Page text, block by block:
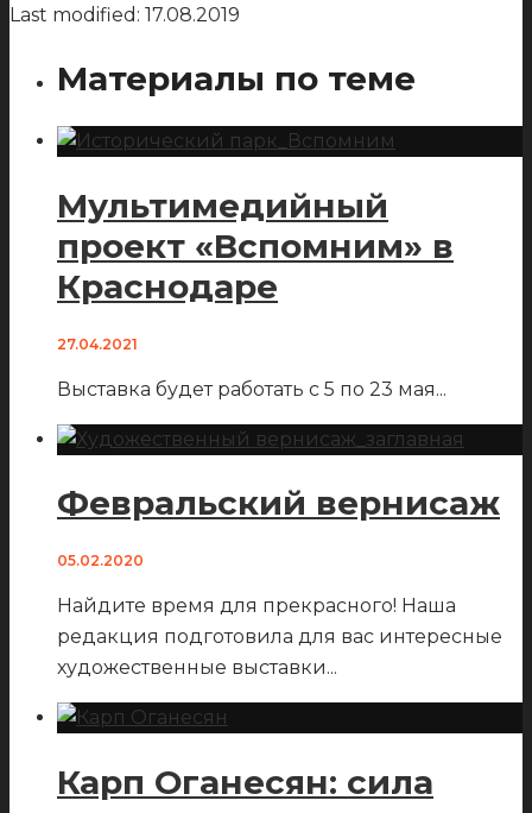
Last modified: 17.08.2019
Материалы по теме
Мультимедийный
проект «Вспомним» в
Краснодаре
27.04.2021
Выставка будет работать с 5 по 23 мая...
Февральский вернисаж
05.02.2020
Найдите время для прекрасного! Наша
редакция подготовила для вас интересные
художественные выставки...
Карп Оганесян: сила